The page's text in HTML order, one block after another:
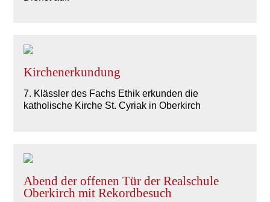
Kirchenerkundung
7. Klässler des Fachs Ethik erkunden die
katholische Kirche St. Cyriak in Oberkirch
Abend der offenen Tür der Realschule
Oberkirch mit Rekordbesuch